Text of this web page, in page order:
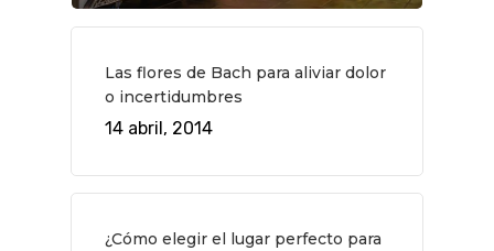
Las flores de Bach para aliviar dolor
o incertidumbres
14 abril, 2014
¿Cómo elegir el lugar perfecto para